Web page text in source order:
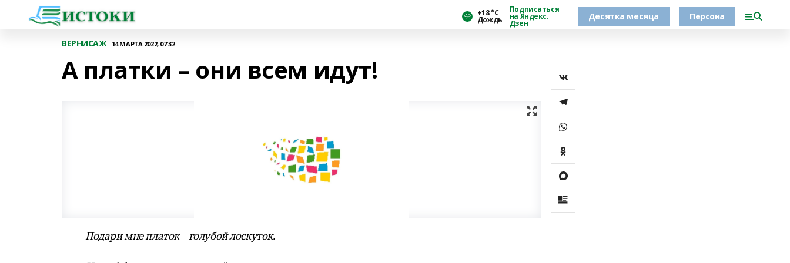
+18 °С
Дождь
Подписаться
на Яндекс.
Дзен
Десятка месяца Персона
ВЕРНИСАЖ 14 МАРТА 2022, 07:32
А платки – они всем идут!
Подари мне платок–голубой лоскуток.